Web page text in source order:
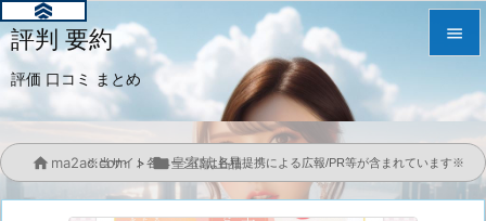

メニュ

サイド

評判 要約
評価 口コミ まとめ
 ma2ac.com > 皇室献上品
※当サイト各ページには各種提携による広報/PR等が含まれています※